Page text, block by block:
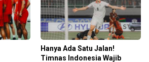
Hanya Ada Satu Jalan!
Timnas Indonesia Wajib